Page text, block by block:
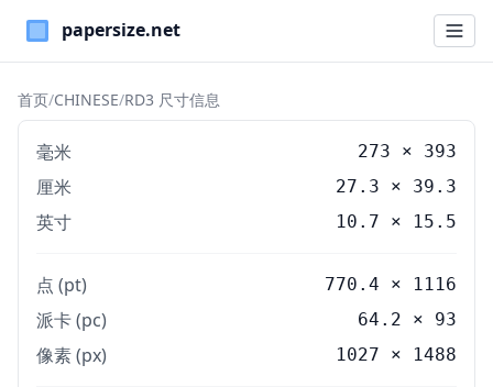
Paper Sizes
首页/CHINESE/RD3 尺寸信息
毫米 273 × 393
厘米 27.3 × 39.3
英寸 10.7 × 15.5
点 (pt) 770.4 × 1116
派卡 (pc) 64.2 × 93
像素 (px) 1027 × 1488